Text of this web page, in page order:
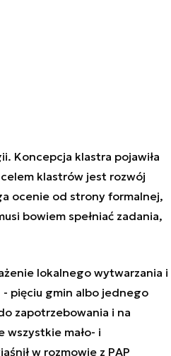
Koncepcja klastra pojawiła
klastrów jest rozwój
ocenie od strony formalnej,
bowiem spełniać zadania,
lokalnego wytwarzania i
pięciu gmin albo jednego
zapotrzebowania i na
mało- i
w rozmowie z PAP